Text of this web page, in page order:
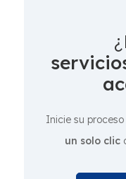
Inicie su
un solo clic